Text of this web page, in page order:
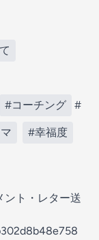
#コーチング #
#幸福度
ント・レター送